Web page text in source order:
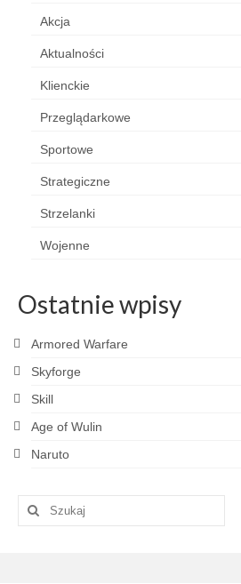
Akcja
Aktualności
Klienckie
Przeglądarkowe
Sportowe
Strategiczne
Strzelanki
Wojenne
Ostatnie wpisy
Armored Warfare
Skyforge
Skill
Age of Wulin
Naruto
Szuklaj